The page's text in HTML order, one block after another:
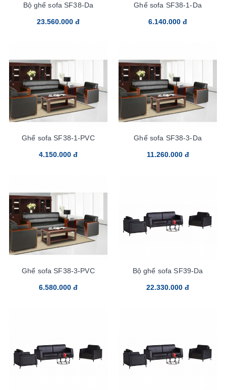
Bộ ghế sofa SF38-Da
23.560.000 đ
Ghế sofa SF38-1-Da
6.140.000 đ
Ghế sofa SF38-1-PVC
4.150.000 đ
Ghế sofa SF38-3-Da
11.260.000 đ
Ghế sofa SF38-3-PVC
6.580.000 đ
Bộ ghế sofa SF39-Da
22.330.000 đ